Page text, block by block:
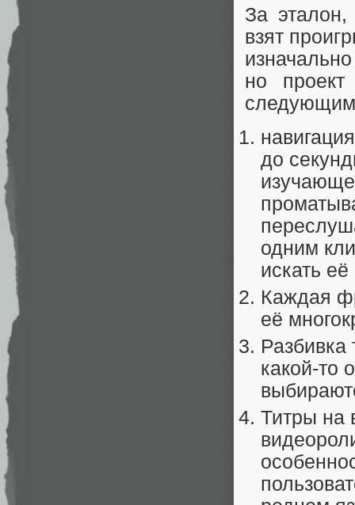
За
взят
но проект
до
одним
искать
Каждая
её
Разбивка
какой-то
Титры на